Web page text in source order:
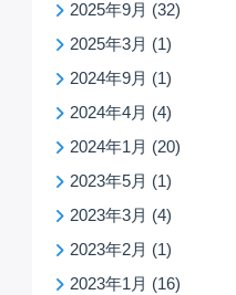
2025年9月 (32)
2025年3月 (1)
2024年9月 (1)
2024年4月 (4)
2024年1月 (20)
2023年5月 (1)
2023年3月 (4)
2023年2月 (1)
2023年1月 (16)